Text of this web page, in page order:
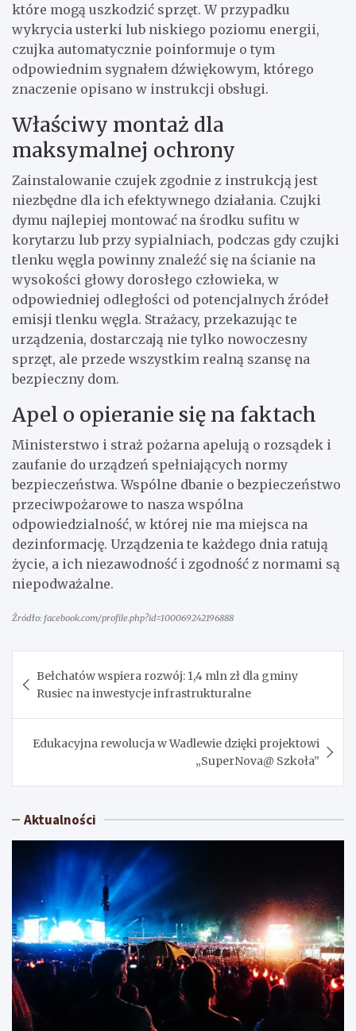
które mogą uszkodzić sprzęt. W przypadku
wykrycia usterki lub niskiego poziomu energii,
czujka automatycznie poinformuje o tym
odpowiednim sygnałem dźwiękowym, którego
znaczenie opisano w instrukcji obsługi.
Właściwy montaż dla
maksymalnej ochrony
Zainstalowanie czujek zgodnie z instrukcją jest
niezbędne dla ich efektywnego działania. Czujki
dymu najlepiej montować na środku sufitu w
korytarzu lub przy sypialniach, podczas gdy czujki
tlenku węgla powinny znaleźć się na ścianie na
wysokości głowy dorosłego człowieka, w
odpowiedniej odległości od potencjalnych źródeł
emisji tlenku węgla. Strażacy, przekazując te
urządzenia, dostarczają nie tylko nowoczesny
sprzęt, ale przede wszystkim realną szansę na
bezpieczny dom.
Apel o opieranie się na faktach
Ministerstwo i straż pożarna apelują o rozsądek i
zaufanie do urządzeń spełniających normy
bezpieczeństwa. Wspólne dbanie o bezpieczeństwo
przeciwpożarowe to nasza wspólna
odpowiedzialność, w której nie ma miejsca na
dezinformację. Urządzenia te każdego dnia ratują
życie, a ich niezawodność i zgodność z normami są
niepodważalne.
Źródło: facebook.com/profile.php?id=100069242196888
wpisu
Bełchatów wspiera rozwój: 1,4 mln zł dla gminy
Rusiec na inwestycje infrastrukturalne
Edukacyjna rewolucja w Wadlewie dzięki projektowi
„SuperNova@ Szkoła”
Aktualności